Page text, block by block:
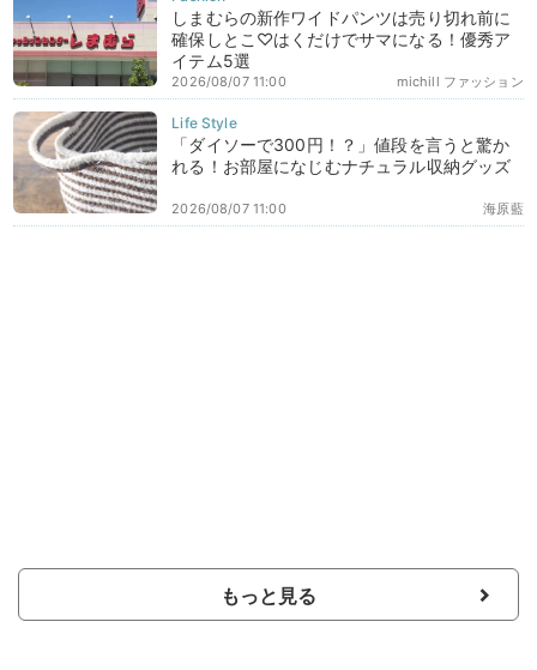
しまむらの新作ワイドパンツは売り切れ前に
確保しとこ♡はくだけでサマになる！優秀ア
イテム5選
michill ファッション
2026/08/07 11:00
「ダイソーで300円！？」値段を言うと驚か
れる！お部屋になじむナチュラル収納グッズ
海原藍
2026/08/07 11:00
もっと見る